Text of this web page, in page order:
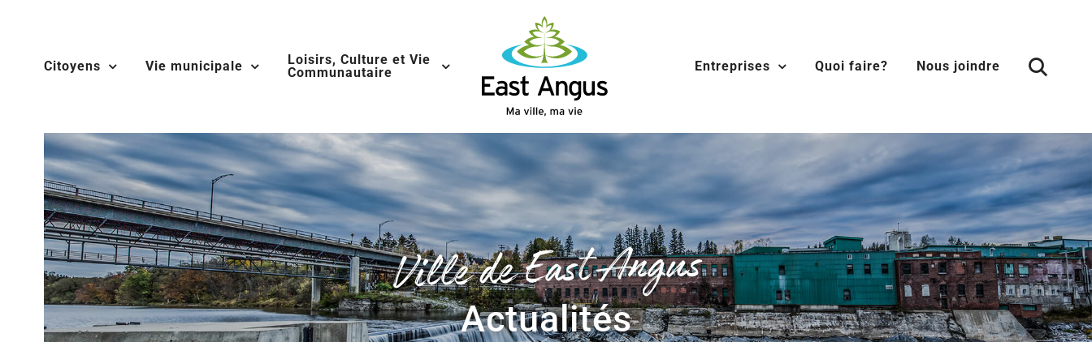
contentCitoyens Vie municipale
Loisirs, Culture et Vie
Communautaire
Entreprises Quoi faire? Nous joindre
Ville de East Angus
Actualités